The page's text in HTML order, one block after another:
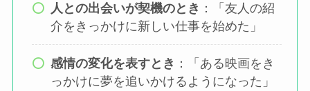
人との出会いが契機のとき ：「友人の紹
介をきっかけに新しい仕事を始めた」
感情の変化を表すとき ：「ある映画をき
っかけに夢を追いかけるようになった」